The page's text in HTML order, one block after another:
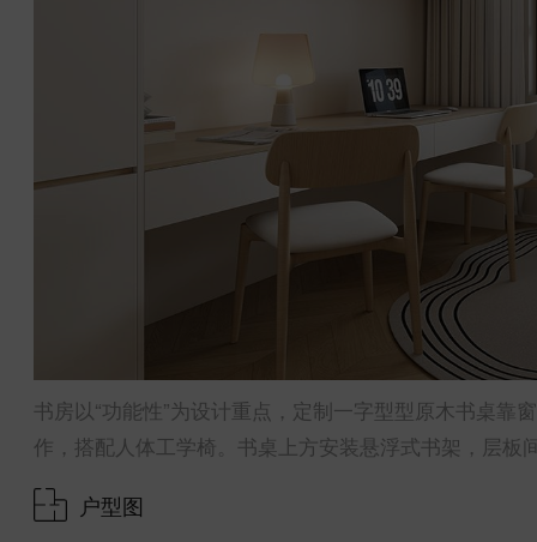
书房以“功能性”为设计重点，定制一字型型原木书桌
作，搭配人体工学椅。书桌上方安装悬浮式书架，层
户型图